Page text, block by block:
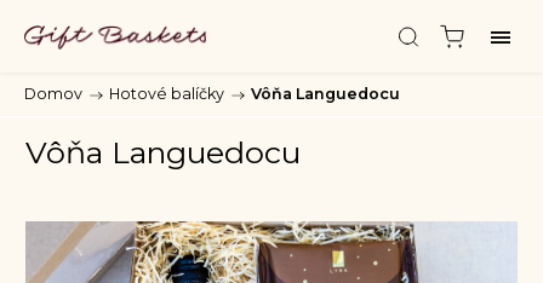
Domov / Hotové balíčky / Vôňa Languedocu
Vôňa Languedocu